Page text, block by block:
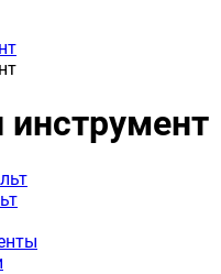
инструмент